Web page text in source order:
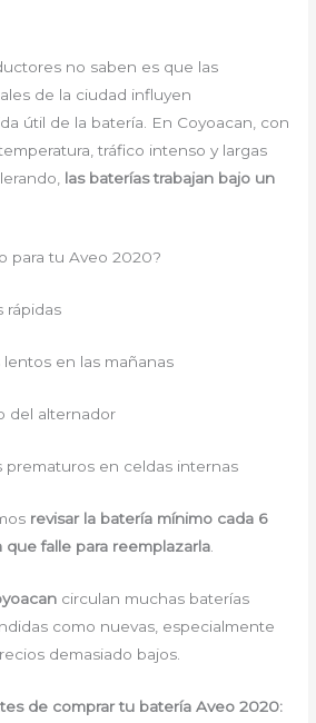
no saben es que las
de la ciudad influyen
útil de la batería. En Coyoacan, con
tráfico intenso y largas
las baterías trabajan bajo un
para tu Aveo 2020?
rápidas
en las mañanas
del alternador
prematuros en celdas internas
revisar la batería mínimo cada 6
que falle para reemplazarla
circulan muchas baterías
como nuevas, especialmente
demasiado bajos.
de comprar tu batería Aveo 2020: